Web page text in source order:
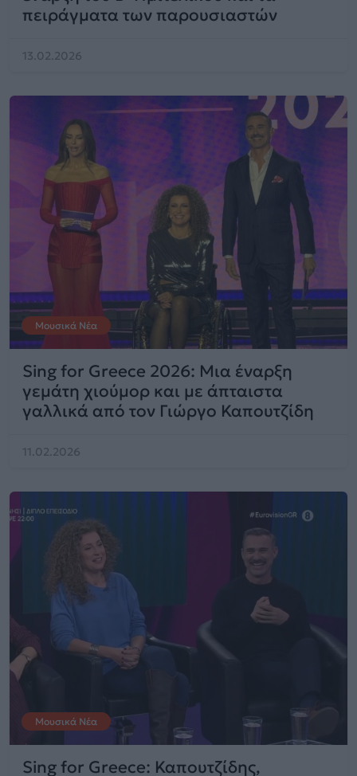
πειράγματα των παρουσιαστών
13.02.2026
Μουσικά Νέα
Sing for Greece 2026: Μια έναρξη
γεμάτη χιούμορ και με άπταιστα
γαλλικά από τον Γιώργο Καπουτζίδη
11.02.2026
Μουσικά Νέα
Sing for Greece: Καπουτζίδης,